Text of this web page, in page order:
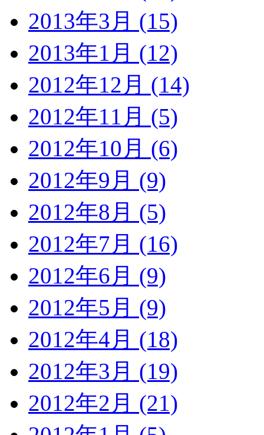
2013年3月 (15)
2013年1月 (12)
2012年12月 (14)
2012年11月 (5)
2012年10月 (6)
2012年9月 (9)
2012年8月 (5)
2012年7月 (16)
2012年6月 (9)
2012年5月 (9)
2012年4月 (18)
2012年3月 (19)
2012年2月 (21)